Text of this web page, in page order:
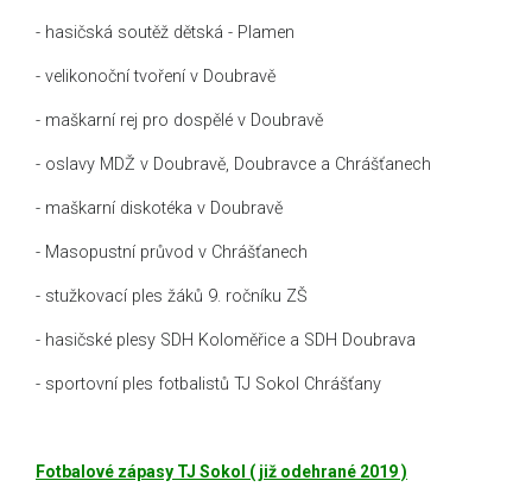
- hasičská soutěž dětská - Plamen
- velikonoční tvoření v Doubravě
- maškarní rej pro dospělé v Doubravě
- oslavy MDŽ v Doubravě, Doubravce a Chrášťanech
- maškarní diskotéka v Doubravě
- Masopustní průvod v Chrášťanech
- stužkovací ples žáků 9. ročníku ZŠ
- hasičské plesy SDH Koloměřice a SDH Doubrava
- sportovní ples fotbalistů TJ Sokol Chrášťany
Fotbalové zápasy TJ Sokol ( již odehrané 2019 )